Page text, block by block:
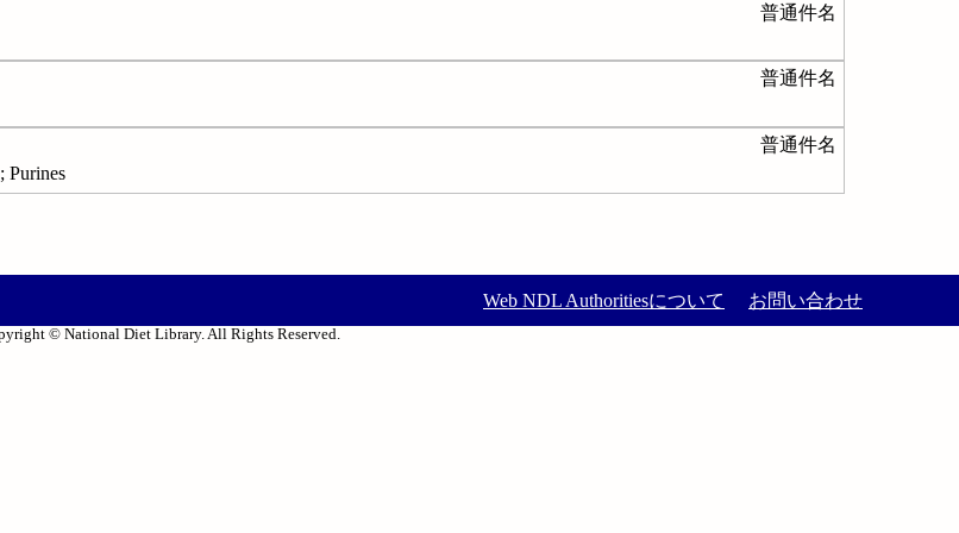
普通件名
普通件名
普通件名
Web NDL Authoritiesについて お問い合わせ
© National Diet Library. All Rights Reserved.